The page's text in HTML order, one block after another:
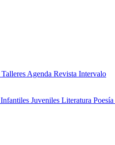
Talleres Agenda Revista Intervalo
Infantiles Juveniles Literatura Poesía